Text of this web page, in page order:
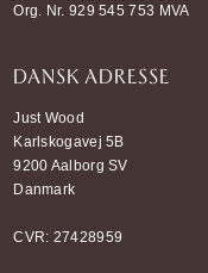
Org. Nr. 929 545 753 MVA
DANSK ADRESSE
Just Wood
Karlskogavej 5B
9200 Aalborg SV
Danmark
CVR: 27428959